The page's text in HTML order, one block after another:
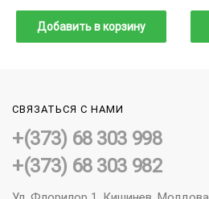
Добавить в корзину
СВЯЗАТЬСЯ С НАМИ
+(373) 68 303 998
+(373) 68 303 982